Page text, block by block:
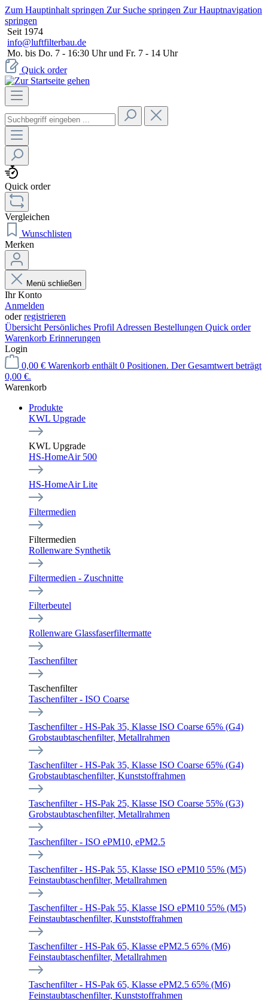
Zum Hauptinhalt springen Zur Suche springen Zur Hauptnavigation
springen
Seit 1974
info@luftfilterbau.de
Mo. bis Do. 7 - 16:30 Uhr und Fr. 7 - 14 Uhr
Quick order
Quick order
Vergleichen
Wunschlisten
Merken
Menü schließen
Ihr Konto
Anmelden
oderregistrieren
Übersicht Persönliches Profil Adressen Bestellungen Quick order
Warenkorb Erinnerungen
Login
0,00 € Warenkorb enthält 0 Positionen. Der Gesamtwert beträgt
0,00 €.
Warenkorb
Produkte
KWL Upgrade
KWL Upgrade
HS-HomeAir 500
HS-HomeAir Lite
Filtermedien
Filtermedien
Rollenware Synthetik
Filtermedien - Zuschnitte
Filterbeutel
Rollenware Glassfaserfiltermatte
Taschenfilter
Taschenfilter
Taschenfilter - ISO Coarse
Taschenfilter - HS-Pak 35, Klasse ISO Coarse 65% (G4)
Grobstaubtaschenfilter, Metallrahmen
Taschenfilter - HS-Pak 35, Klasse ISO Coarse 65% (G4)
Grobstaubtaschenfilter, Kunststoffrahmen
Taschenfilter - HS-Pak 25, Klasse ISO Coarse 55% (G3)
Grobstaubtaschenfilter, Metallrahmen
Taschenfilter - ISO ePM10, ePM2.5
Taschenfilter - HS-Pak 55, Klasse ISO ePM10 55% (M5)
Feinstaubtaschenfilter, Metallrahmen
Taschenfilter - HS-Pak 55, Klasse ISO ePM10 55% (M5)
Feinstaubtaschenfilter, Kunststoffrahmen
Taschenfilter - HS-Pak 65, Klasse ePM2.5 65% (M6)
Feinstaubtaschenfilter, Metallrahmen
Taschenfilter - HS-Pak 65, Klasse ePM2.5 65% (M6)
Feinstaubtaschenfilter, Kunststoffrahmen